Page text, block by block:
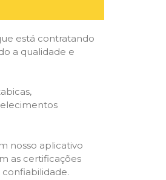
está contratando
a qualidade e
nosso aplicativo
as certificações